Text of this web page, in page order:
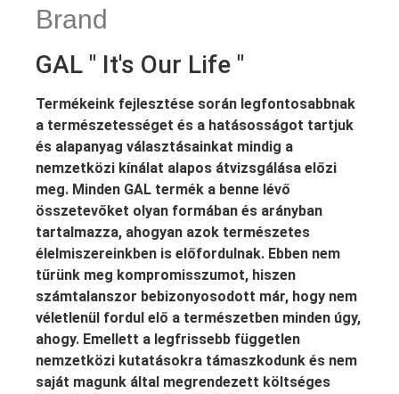
Brand
GAL " It's Our Life "
Termékeink fejlesztése során legfontosabbnak
a természetességet és a hatásosságot tartjuk
és alapanyag választásainkat mindig a
nemzetközi kínálat alapos átvizsgálása előzi
meg. Minden GAL termék a benne lévő
összetevőket olyan formában és arányban
tartalmazza, ahogyan azok természetes
élelmiszereinkben is előfordulnak. Ebben nem
tűrünk meg kompromisszumot, hiszen
számtalanszor bebizonyosodott már, hogy nem
véletlenül fordul elő a természetben minden úgy,
ahogy. Emellett a legfrissebb független
nemzetközi kutatásokra támaszkodunk és nem
saját magunk által megrendezett költséges